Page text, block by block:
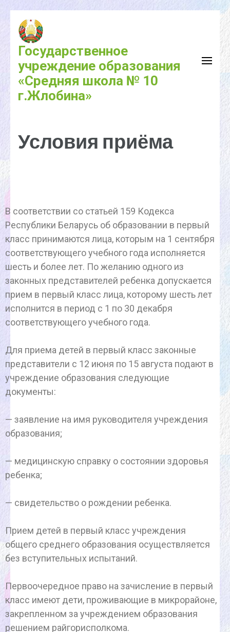
Государственное
учреждение образования
«Средняя школа № 10
г.Жлобина»
Условия приёма
В соответствии со статьей 159 Кодекса
Республики Беларусь об образовании в первый
класс принимаются лица, которым на 1 сентября
соответствующего учебного года исполняется
шесть и более лет. По желанию одного из
законных представителей ребенка допускается
прием в первый класс лица, которому шесть лет
исполнится в период с 1 по 30 декабря
соответствующего учебного года.
Для приема детей в первый класс законные
представители с 12 июня по 15 августа подают в
учреждение образования следующие
документы:
— заявление на имя руководителя учреждения
образования;
— медицинскую справку о состоянии здоровья
ребенка;
— свидетельство о рождении ребенка.
Прием детей в первый класс учреждения
общего среднего образования осуществляется
без вступительных испытаний.
Первоочередное право на зачисление в первый
класс имеют дети, проживающие в микрорайоне,
закрепленном за учреждением образования
решением райгорисполкома.